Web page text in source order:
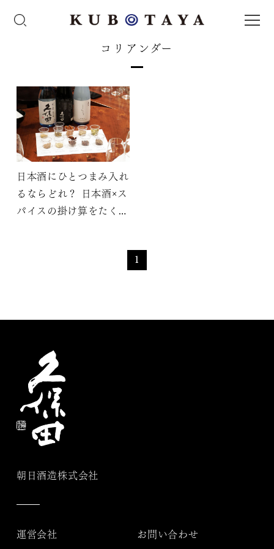
コリアンダー
日本酒にひとつまみ入れ
るならどれ？ 日本酒×ス
パイスの掛け算をたくさ
1
朝日酒造株式会社
運営会社 お問い合わせ